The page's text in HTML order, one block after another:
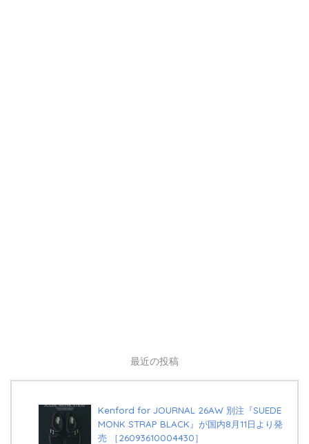
最近の投稿
Kenford for JOURNAL 26AW 別注『SUEDE
MONK STRAP BLACK』が国内8月11日より発
売 ［26093610004430］